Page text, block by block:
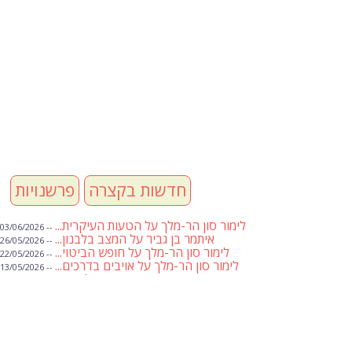
פרשנויות חדשות בקצרה
לימור סון הר-מלך על הטעות העיקרית... -- 03/06/2026
איתמר בן גביר על המצב בלבנון... -- 26/05/2026
לימור סון הר-מלך על חופש הביטוי... -- 22/05/2026
לימור סון הר-מלך על אויבים בדרכים... -- 13/05/2026
שבועת אמונים לדעאש